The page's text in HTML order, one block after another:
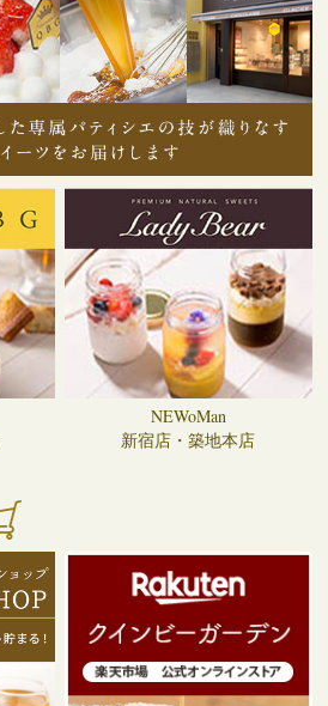
NEWoMan
新宿店・築地本店